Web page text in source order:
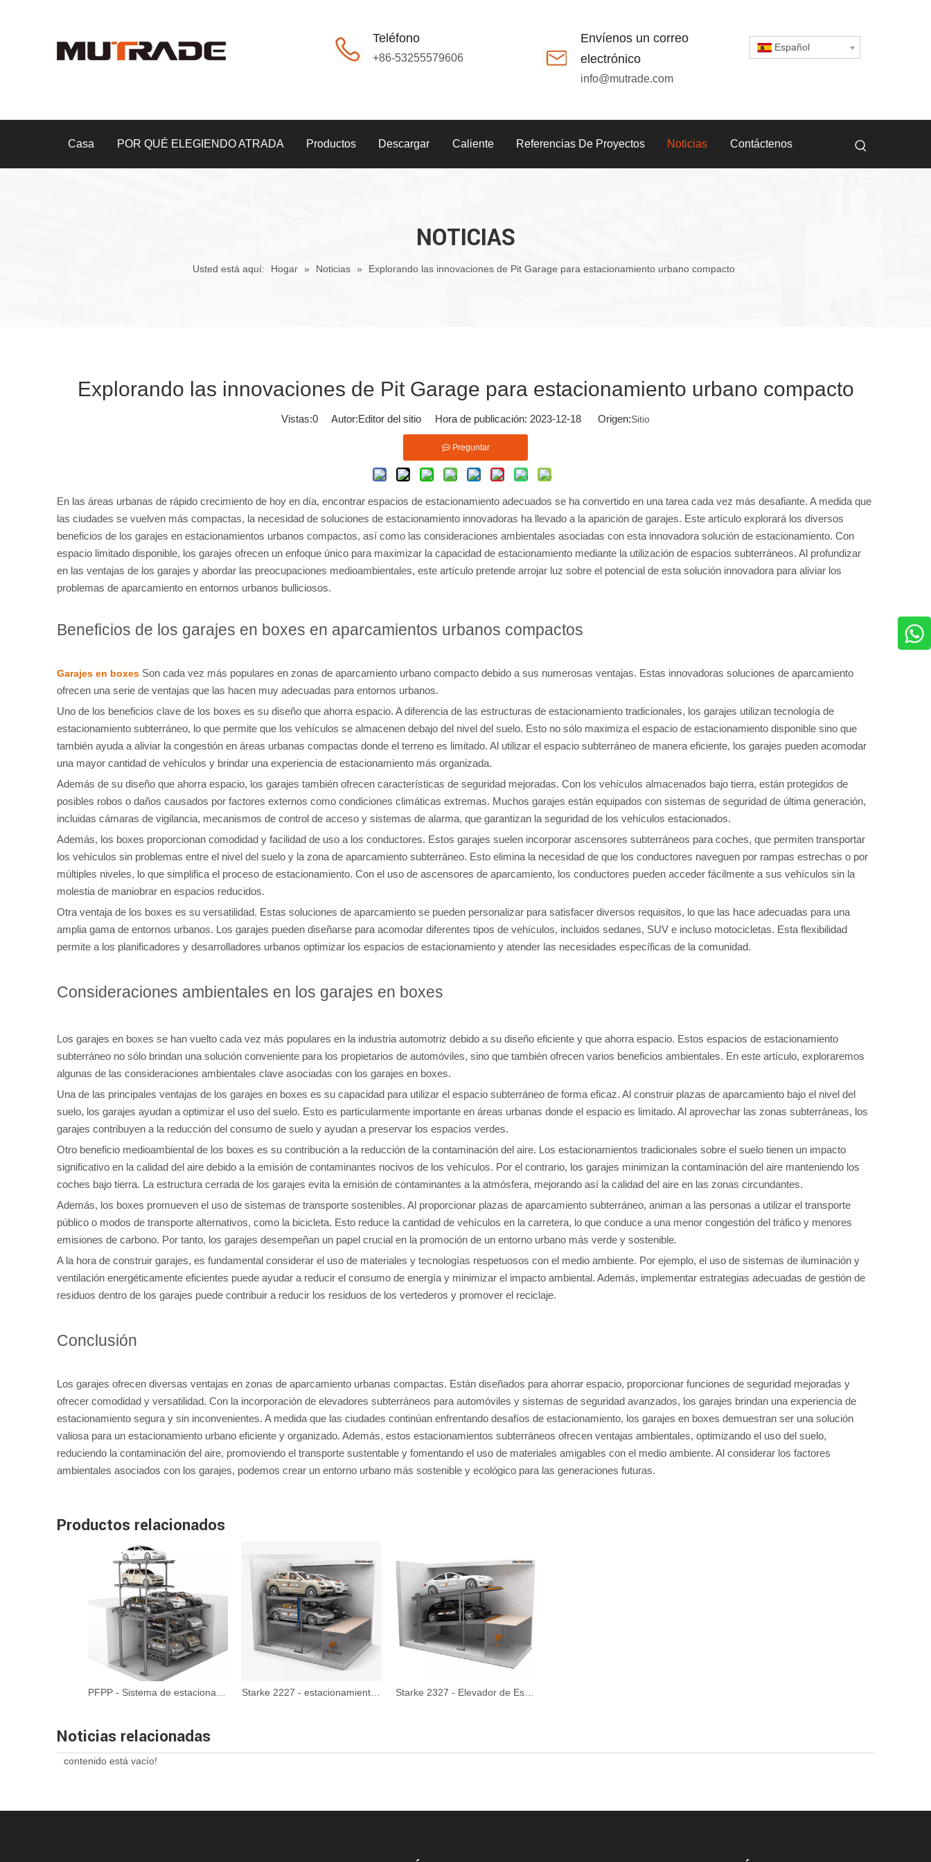
Teléfono
+86-53255579606
Envíenos un correo
electrónico
info@mutrade.com
Español
Casa POR QUÉ ELEGIENDO ATRADA Productos Descargar Caliente Referencias De Proyectos Noticias Contáctenos
NOTICIAS
Usted está aquí: Hogar » Noticias » Explorando las innovaciones de Pit Garage para estacionamiento urbano compacto
Explorando las innovaciones de Pit Garage para estacionamiento urbano compacto
Vistas:0 Autor:Editor del sitio Hora de publicación: 2023-12-18 Origen:Sitio
Preguntar
En las áreas urbanas de rápido crecimiento de hoy en día, encontrar espacios de estacionamiento adecuados se ha convertido en una tarea cada vez más desafiante. A medida que
las ciudades se vuelven más compactas, la necesidad de soluciones de estacionamiento innovadoras ha llevado a la aparición de garajes. Este artículo explorará los diversos
beneficios de los garajes en estacionamientos urbanos compactos, así como las consideraciones ambientales asociadas con esta innovadora solución de estacionamiento. Con
espacio limitado disponible, los garajes ofrecen un enfoque único para maximizar la capacidad de estacionamiento mediante la utilización de espacios subterráneos. Al profundizar
en las ventajas de los garajes y abordar las preocupaciones medioambientales, este artículo pretende arrojar luz sobre el potencial de esta solución innovadora para aliviar los
problemas de aparcamiento en entornos urbanos bulliciosos.
Beneficios de los garajes en boxes en aparcamientos urbanos compactos
Garajes en boxes Son cada vez más populares en zonas de aparcamiento urbano compacto debido a sus numerosas ventajas. Estas innovadoras soluciones de aparcamiento
ofrecen una serie de ventajas que las hacen muy adecuadas para entornos urbanos.
Uno de los beneficios clave de los boxes es su diseño que ahorra espacio. A diferencia de las estructuras de estacionamiento tradicionales, los garajes utilizan tecnología de
estacionamiento subterráneo, lo que permite que los vehículos se almacenen debajo del nivel del suelo. Esto no sólo maximiza el espacio de estacionamiento disponible sino que
también ayuda a aliviar la congestión en áreas urbanas compactas donde el terreno es limitado. Al utilizar el espacio subterráneo de manera eficiente, los garajes pueden acomodar
una mayor cantidad de vehículos y brindar una experiencia de estacionamiento más organizada.
Además de su diseño que ahorra espacio, los garajes también ofrecen características de seguridad mejoradas. Con los vehículos almacenados bajo tierra, están protegidos de
posibles robos o daños causados ​​por factores externos como condiciones climáticas extremas. Muchos garajes están equipados con sistemas de seguridad de última generación,
incluidas cámaras de vigilancia, mecanismos de control de acceso y sistemas de alarma, que garantizan la seguridad de los vehículos estacionados.
Además, los boxes proporcionan comodidad y facilidad de uso a los conductores. Estos garajes suelen incorporar ascensores subterráneos para coches, que permiten transportar
los vehículos sin problemas entre el nivel del suelo y la zona de aparcamiento subterráneo. Esto elimina la necesidad de que los conductores naveguen por rampas estrechas o por
múltiples niveles, lo que simplifica el proceso de estacionamiento. Con el uso de ascensores de aparcamiento, los conductores pueden acceder fácilmente a sus vehículos sin la
molestia de maniobrar en espacios reducidos.
Otra ventaja de los boxes es su versatilidad. Estas soluciones de aparcamiento se pueden personalizar para satisfacer diversos requisitos, lo que las hace adecuadas para una
amplia gama de entornos urbanos. Los garajes pueden diseñarse para acomodar diferentes tipos de vehículos, incluidos sedanes, SUV e incluso motocicletas. Esta flexibilidad
permite a los planificadores y desarrolladores urbanos optimizar los espacios de estacionamiento y atender las necesidades específicas de la comunidad.
Consideraciones ambientales en los garajes en boxes
Los garajes en boxes se han vuelto cada vez más populares en la industria automotriz debido a su diseño eficiente y que ahorra espacio. Estos espacios de estacionamiento
subterráneo no sólo brindan una solución conveniente para los propietarios de automóviles, sino que también ofrecen varios beneficios ambientales. En este artículo, exploraremos
algunas de las consideraciones ambientales clave asociadas con los garajes en boxes.
Una de las principales ventajas de los garajes en boxes es su capacidad para utilizar el espacio subterráneo de forma eficaz. Al construir plazas de aparcamiento bajo el nivel del
suelo, los garajes ayudan a optimizar el uso del suelo. Esto es particularmente importante en áreas urbanas donde el espacio es limitado. Al aprovechar las zonas subterráneas, los
garajes contribuyen a la reducción del consumo de suelo y ayudan a preservar los espacios verdes.
Otro beneficio medioambiental de los boxes es su contribución a la reducción de la contaminación del aire. Los estacionamientos tradicionales sobre el suelo tienen un impacto
significativo en la calidad del aire debido a la emisión de contaminantes nocivos de los vehículos. Por el contrario, los garajes minimizan la contaminación del aire manteniendo los
coches bajo tierra. La estructura cerrada de los garajes evita la emisión de contaminantes a la atmósfera, mejorando así la calidad del aire en las zonas circundantes.
Además, los boxes promueven el uso de sistemas de transporte sostenibles. Al proporcionar plazas de aparcamiento subterráneo, animan a las personas a utilizar el transporte
público o modos de transporte alternativos, como la bicicleta. Esto reduce la cantidad de vehículos en la carretera, lo que conduce a una menor congestión del tráfico y menores
emisiones de carbono. Por tanto, los garajes desempeñan un papel crucial en la promoción de un entorno urbano más verde y sostenible.
A la hora de construir garajes, es fundamental considerar el uso de materiales y tecnologías respetuosos con el medio ambiente. Por ejemplo, el uso de sistemas de iluminación y
ventilación energéticamente eficientes puede ayudar a reducir el consumo de energía y minimizar el impacto ambiental. Además, implementar estrategias adecuadas de gestión de
residuos dentro de los garajes puede contribuir a reducir los residuos de los vertederos y promover el reciclaje.
Conclusión
Los garajes ofrecen diversas ventajas en zonas de aparcamiento urbanas compactas. Están diseñados para ahorrar espacio, proporcionar funciones de seguridad mejoradas y
ofrecer comodidad y versatilidad. Con la incorporación de elevadores subterráneos para automóviles y sistemas de seguridad avanzados, los garajes brindan una experiencia de
estacionamiento segura y sin inconvenientes. A medida que las ciudades continúan enfrentando desafíos de estacionamiento, los garajes en boxes demuestran ser una solución
valiosa para un estacionamiento urbano eficiente y organizado. Además, estos estacionamientos subterráneos ofrecen ventajas ambientales, optimizando el uso del suelo,
reduciendo la contaminación del aire, promoviendo el transporte sustentable y fomentando el uso de materiales amigables con el medio ambiente. Al considerar los factores
ambientales asociados con los garajes, podemos crear un entorno urbano más sostenible y ecológico para las generaciones futuras.
Productos relacionados
Noticias relacionadas
contenido está vacío!